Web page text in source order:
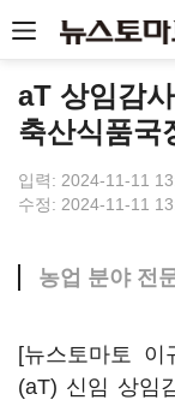
aT 상임감
축산식품국
입력: 2024-11-11
수정: 2024-11-11
농업 분야 전
[뉴스토마토 이
(aT) 신임 상임